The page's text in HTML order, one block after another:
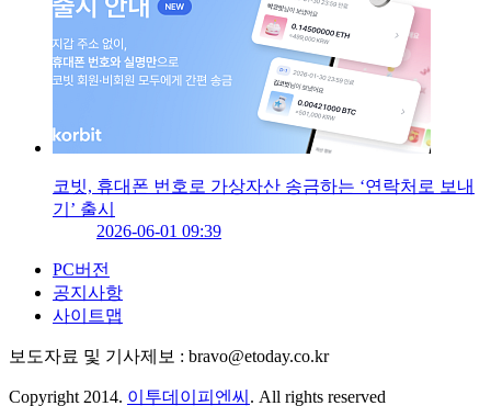
코빗, 휴대폰 번호로 가상자산 송금하는 ‘연락처로 보내
기’ 출시
2026-06-01 09:39
PC버전
공지사항
사이트맵
보도자료 및 기사제보 : bravo@etoday.co.kr
Copyright 2014. 이투데이피엔씨 . All rights reserved